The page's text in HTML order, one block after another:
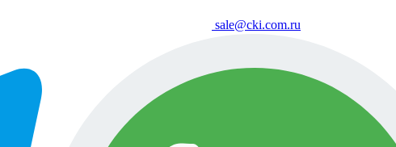
sale@cki.com.ru